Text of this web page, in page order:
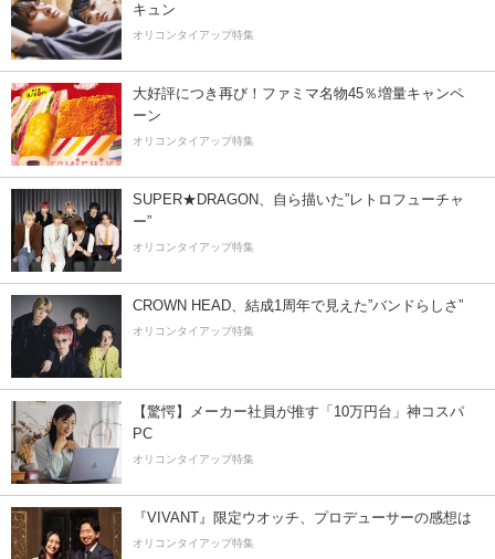
キュン
オリコンタイアップ特集
大好評につき再び！ファミマ名物45％増量キャンペ
ーン
オリコンタイアップ特集
SUPER★DRAGON、自ら描いた”レトロフューチャ
ー”
オリコンタイアップ特集
CROWN HEAD、結成1周年で見えた”バンドらしさ”
オリコンタイアップ特集
【驚愕】メーカー社員が推す「10万円台」神コスパ
PC
オリコンタイアップ特集
『VIVANT』限定ウオッチ、プロデューサーの感想は
オリコンタイアップ特集